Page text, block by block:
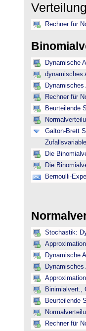
Rechner für
Dynamische
dynamisches
Rechner für
Beurteilende
Galton-Brett
Die
Die
Bernoulli-
Stochastik:
Dynamische
Binimialvert.,
Beurteilende
Rechner für